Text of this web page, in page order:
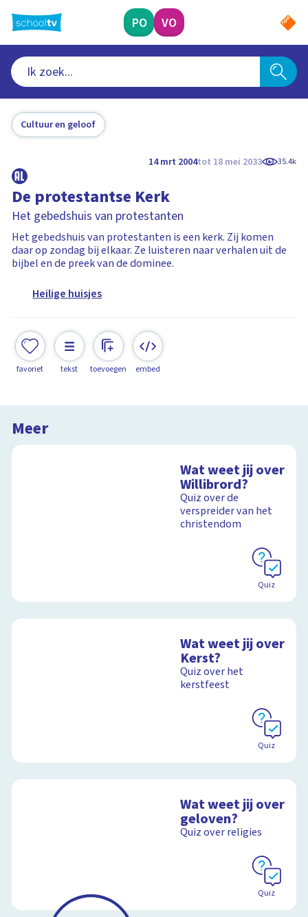
naar
hoofdinhoud
PO VO
Cultuur en geloof
14 mrt 2004tot 18 mei 2033 35.4k
De protestantse Kerk
Het gebedshuis van protestanten
Het gebedshuis van protestanten is een kerk. Zij komen
daar op zondag bij elkaar. Ze luisteren naar verhalen uit de
bijbel en de preek van de dominee.
Heilige huisjes
favoriet tekst toevoegen embed
Meer
Wat weet jij over
Willibrord?
Quiz over de
verspreider van het
christendom
Quiz
Wat weet jij over
Kerst?
Quiz over het
kerstfeest
Quiz
Wat weet jij over
geloven?
Quiz over religies
Quiz